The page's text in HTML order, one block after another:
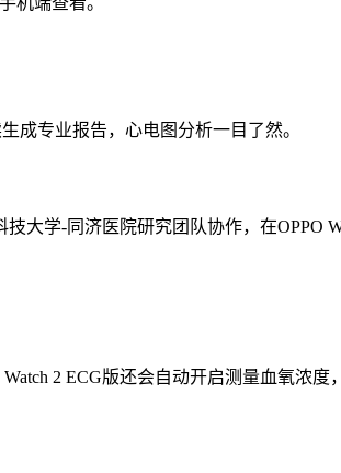
成专业报告，心电图分析一目了然。
大学-同济医院研究团队协作，在OPPO
2 ECG版还会自动开启测量血氧浓度